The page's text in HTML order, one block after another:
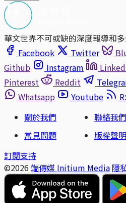
華文世界不可或缺的深度報導和
Facebook
Twitter
Github
Instagram
Pinterest
Reddit
Whatsapp
Youtube
關於我們
聯絡我們
常見問題
版權聲明
訂閱支持
©2026 端傳媒 Initium Media 隱